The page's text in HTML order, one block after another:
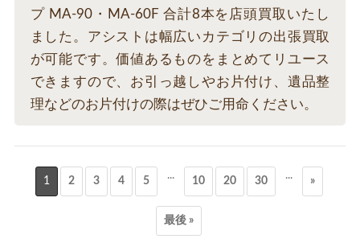
プ MA-90・MA-60F 合計8本を店頭買取いたし
ました。アシストは幅広いカテゴリの出張買取
が可能です。価値あるものをまとめてリユース
できますので、お引っ越しやお片付け、遺品整
理などのお片付けの際はぜひご用命ください。
1 2 3 4 5 ... 10 20 30 ... »
最後 »